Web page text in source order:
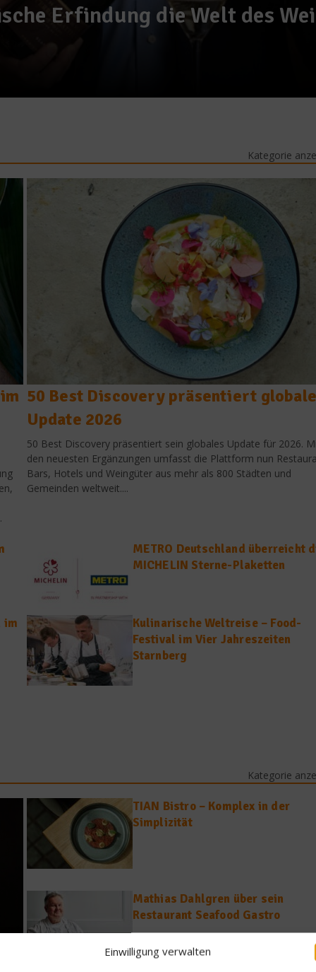
Einwilligung verwalten
Erfindung die Welt des
Kategorie
50 Best Discovery präsentiert
Update 2026
50 Best Discovery präsentiert sein globales Update für 2026.
den neuesten Ergänzungen umfasst die Plattform nun
Bars, Hotels und Weingüter aus mehr als 800 Städten und
Gemeinden weltweit....
METRO Deutschland überreicht
MICHELIN Sterne-Plaketten
im
Kulinarische Weltreise – Food-
Festival im Vier Jahreszeiten
Starnberg
Kategorie
TIAN Bistro – Komplex in der
Simplizität
Mathias Dahlgren über sein
Restaurant Seafood Gastro
Harrison Ford: „Wenn
mir jemand Tee bringt,
bin ich enttäuscht“
1. April 2025